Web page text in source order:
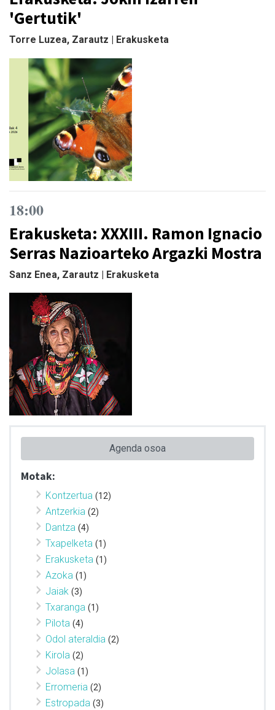
'Gertutik'
Torre Luzea, Zarautz | Erakusketa
18:00
Erakusketa: XXXIII. Ramon Ignacio
Serras Nazioarteko Argazki Mostra
Sanz Enea, Zarautz | Erakusketa
Agenda osoa
Motak:
Kontzertua (12)
Antzerkia (2)
Dantza (4)
Txapelketa (1)
Erakusketa (1)
Azoka (1)
Jaiak (3)
Txaranga (1)
Pilota (4)
Odol ateraldia (2)
Kirola (2)
Jolasa (1)
Erromeria (2)
Estropada (3)